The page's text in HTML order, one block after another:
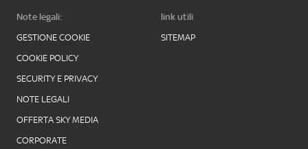
Note legali:
GESTIONE COOKIE
COOKIE POLICY
SECURITY E PRIVACY
NOTE LEGALI
OFFERTA SKY MEDIA
CORPORATE
link utili
SITEMAP